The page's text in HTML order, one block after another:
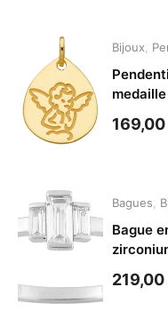
Bijoux
Bagues
Bague
219,00